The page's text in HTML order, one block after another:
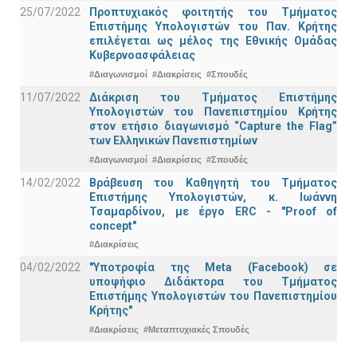
25/07/2022
Προπτυχιακός φοιτητής του Τμήματος
Επιστήμης Υπολογιστών του Παν. Κρήτης
επιλέγεται ως μέλος της Εθνικής Ομάδας
Κυβερνοασφάλειας
#Διαγωνισμοί #Διακρίσεις #Σπουδές
11/07/2022
Διάκριση του Τμήματος Επιστήμης
Υπολογιστών του Πανεπιστημίου Κρήτης
στον ετήσιο διαγωνισμό “Capture the Flag”
των Ελληνικών Πανεπιστημίων
#Διαγωνισμοί #Διακρίσεις #Σπουδές
14/02/2022
Βράβευση του Καθηγητή του Τμήματος
Επιστήμης Υπολογιστών, κ. Ιωάννη
Τσαμαρδίνου, με έργο ERC - "Proof of
concept"
#Διακρίσεις
04/02/2022
"Υποτροφία της Meta (Facebook) σε
υποψήφιο Διδάκτορα του Τμήματος
Επιστήμης Υπολογιστών του Πανεπιστημίου
Κρήτης"
#Διακρίσεις #Μεταπτυχιακές Σπουδές